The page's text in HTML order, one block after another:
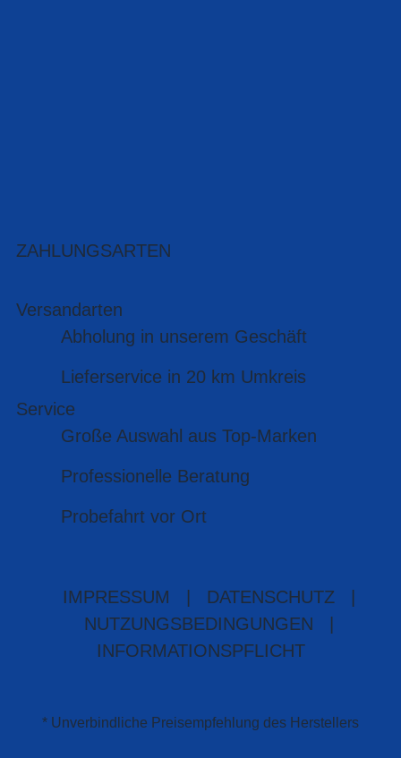
ZAHLUNGSARTEN
Versandarten
Abholung in unserem Geschäft
Lieferservice in 20 km Umkreis
Service
Große Auswahl aus Top-Marken
Professionelle Beratung
Probefahrt vor Ort
IMPRESSUM DATENSCHUTZ
NUTZUNGSBEDINGUNGEN
INFORMATIONSPFLICHT
* Unverbindliche Preisempfehlung des Herstellers